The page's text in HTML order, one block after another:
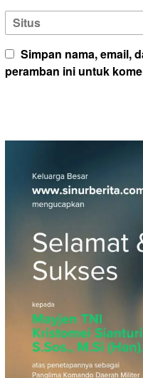
Simpan nama, email,
peramban ini untuk